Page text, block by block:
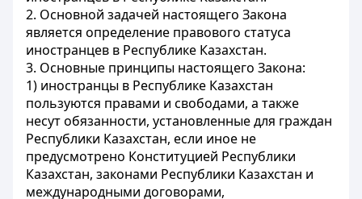
2. Основной задачей настоящего Закона
является определение правового статуса
иностранцев в Республике Казахстан.
3. Основные принципы настоящего Закона:
1) иностранцы в Республике Казахстан
пользуются правами и свободами, а также
несут обязанности, установленные для граждан
Республики Казахстан, если иное не
предусмотрено Конституцией Республики
Казахстан, законами Республики Казахстан и
международными договорами,